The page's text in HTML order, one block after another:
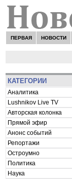
ПЕРВАЯ НОВОСТИ
КАТЕГОРИИ
Аналитика
Lushnikov Live TV
Авторская колонка
Прямой эфир
Анонс событий
Репортажи
Остроумно
Политика
Наука